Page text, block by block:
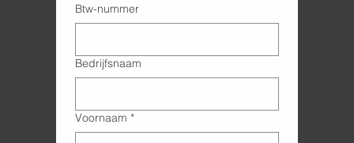
Btw-nummer
Bedrijfsnaam
Voornaam *